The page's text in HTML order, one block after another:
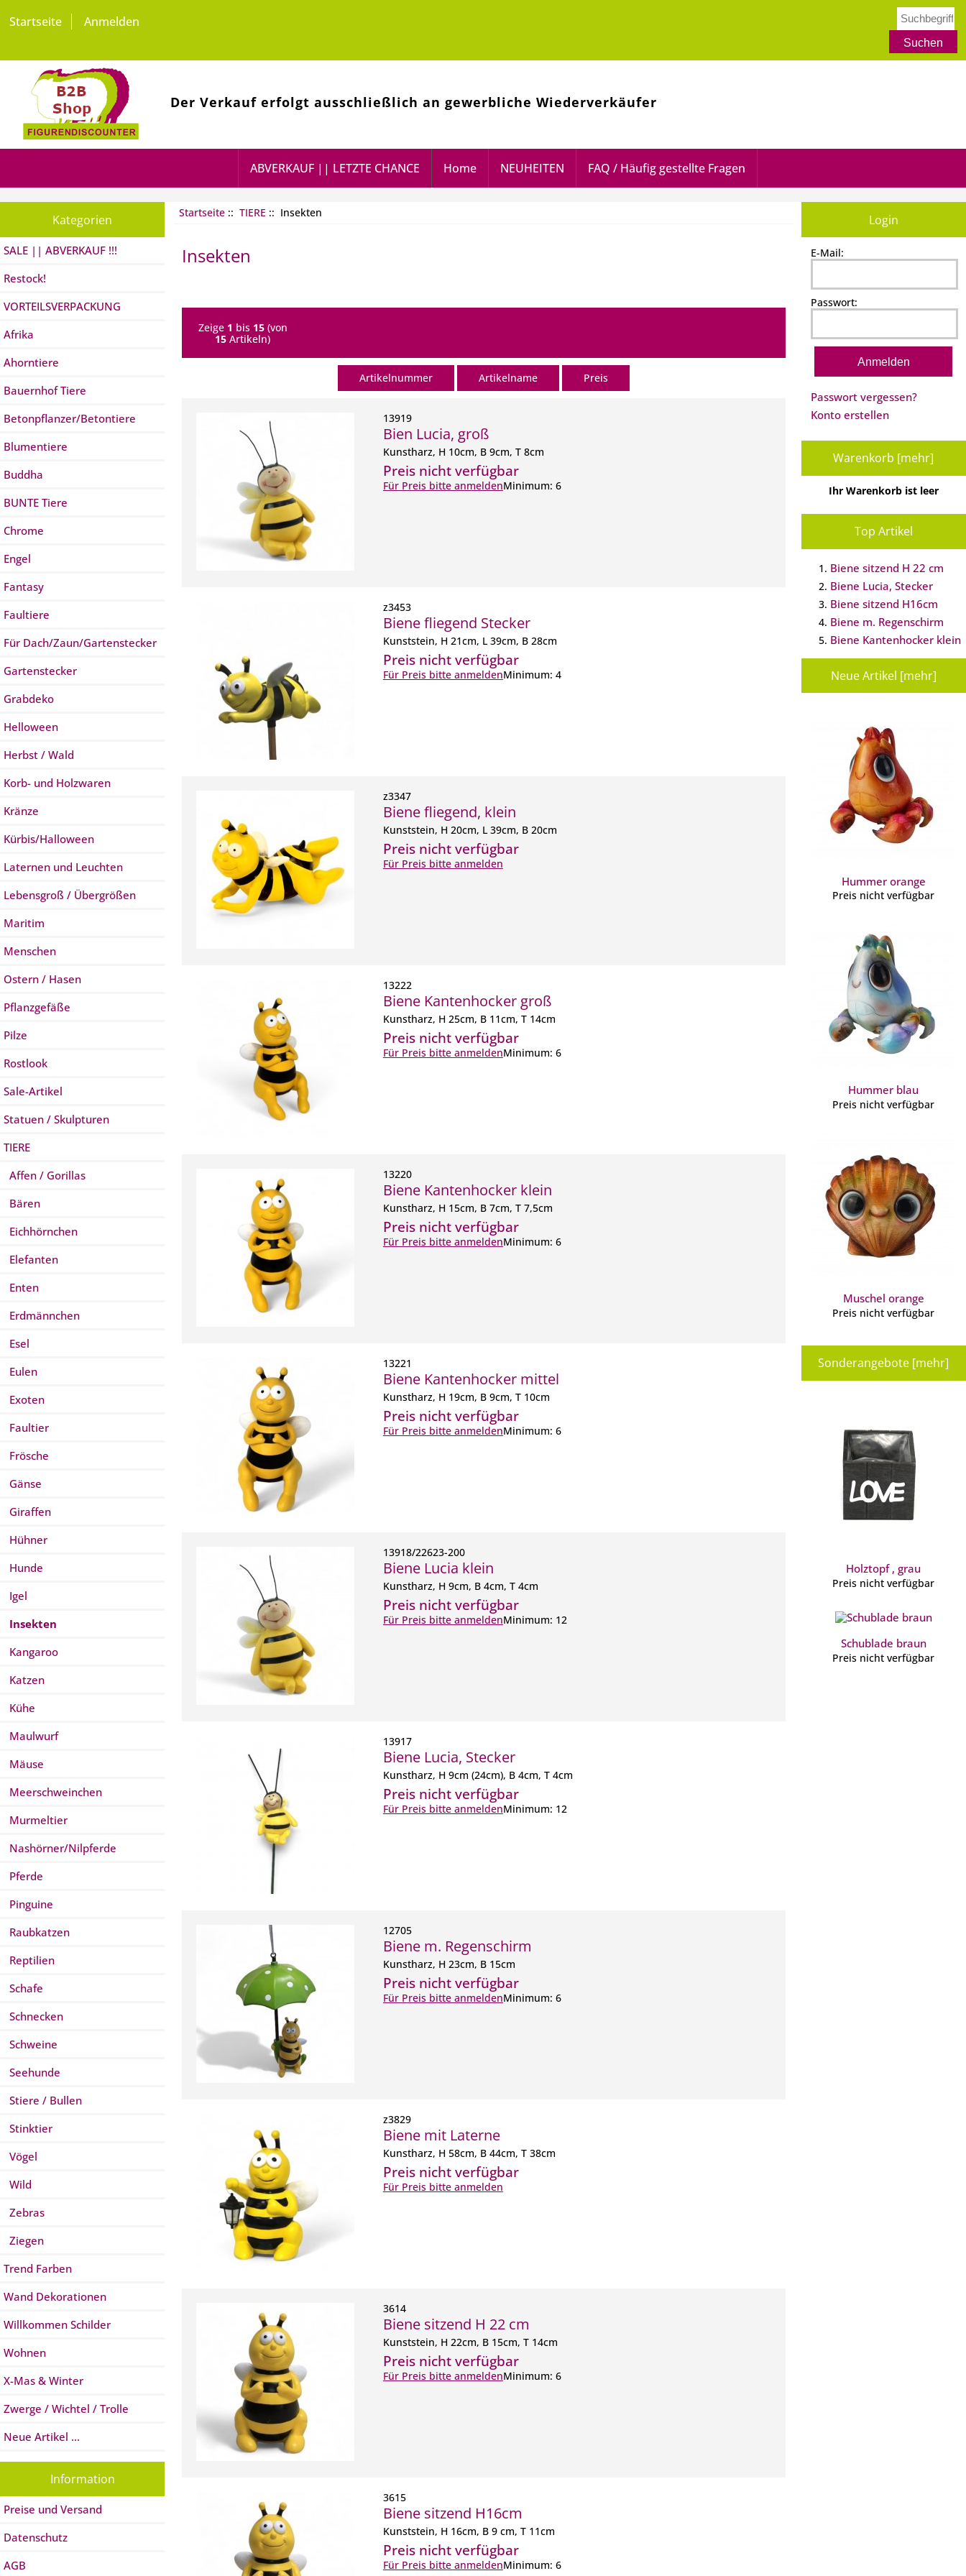
Startseite Anmelden
Der Verkauf erfolgt ausschließlich an gewerbliche Wiederverkäufer
ABVERKAUF || LETZTE CHANCE Home NEUHEITEN FAQ / Häufig gestellte Fragen
Kategorien
SALE || ABVERKAUF !!!
Restock!
VORTEILSVERPACKUNG
Afrika
Ahorntiere
Bauernhof Tiere
Betonpflanzer/Betontiere
Blumentiere
Buddha
BUNTE Tiere
Chrome
Engel
Fantasy
Faultiere
Für Dach/Zaun/Gartenstecker
Gartenstecker
Grabdeko
Helloween
Herbst / Wald
Korb- und Holzwaren
Kränze
Kürbis/Halloween
Laternen und Leuchten
Lebensgroß / Übergrößen
Maritim
Menschen
Ostern / Hasen
Pflanzgefäße
Pilze
Rostlook
Sale-Artikel
Statuen / Skulpturen
TIERE
Affen / Gorillas
Bären
Eichhörnchen
Elefanten
Enten
Erdmännchen
Esel
Eulen
Exoten
Faultier
Frösche
Gänse
Giraffen
Hühner
Hunde
Igel
Insekten
Kangaroo
Katzen
Kühe
Maulwurf
Mäuse
Meerschweinchen
Murmeltier
Nashörner/Nilpferde
Pferde
Pinguine
Raubkatzen
Reptilien
Schafe
Schnecken
Schweine
Seehunde
Stiere / Bullen
Stinktier
Vögel
Wild
Zebras
Ziegen
Trend Farben
Wand Dekorationen
Willkommen Schilder
Wohnen
X-Mas & Winter
Zwerge / Wichtel / Trolle
Neue Artikel ...
Information
Preise und Versand
Datenschutz
AGB
Startseite:: TIERE :: Insekten
Insekten
Zeige 1 bis 15(von
15 Artikeln)
Artikelnummer Artikelname Preis
13919
Bien Lucia, groß
Kunstharz, H 10cm, B 9cm, T 8cm
Preis nicht verfügbar
Für Preis bitte anmeldenMinimum: 6
z3453
Biene fliegend Stecker
Kunststein, H 21cm, L 39cm, B 28cm
Preis nicht verfügbar
Für Preis bitte anmeldenMinimum: 4
z3347
Biene fliegend, klein
Kunststein, H 20cm, L 39cm, B 20cm
Preis nicht verfügbar
Für Preis bitte anmelden
13222
Biene Kantenhocker groß
Kunstharz, H 25cm, B 11cm, T 14cm
Preis nicht verfügbar
Für Preis bitte anmeldenMinimum: 6
13220
Biene Kantenhocker klein
Kunstharz, H 15cm, B 7cm, T 7,5cm
Preis nicht verfügbar
Für Preis bitte anmeldenMinimum: 6
13221
Biene Kantenhocker mittel
Kunstharz, H 19cm, B 9cm, T 10cm
Preis nicht verfügbar
Für Preis bitte anmeldenMinimum: 6
13918/22623-200
Biene Lucia klein
Kunstharz, H 9cm, B 4cm, T 4cm
Preis nicht verfügbar
Für Preis bitte anmeldenMinimum: 12
13917
Biene Lucia, Stecker
Kunstharz, H 9cm (24cm), B 4cm, T 4cm
Preis nicht verfügbar
Für Preis bitte anmeldenMinimum: 12
12705
Biene m. Regenschirm
Kunstharz, H 23cm, B 15cm
Preis nicht verfügbar
Für Preis bitte anmeldenMinimum: 6
z3829
Biene mit Laterne
Kunstharz, H 58cm, B 44cm, T 38cm
Preis nicht verfügbar
Für Preis bitte anmelden
3614
Biene sitzend H 22 cm
Kunststein, H 22cm, B 15cm, T 14cm
Preis nicht verfügbar
Für Preis bitte anmeldenMinimum: 6
3615
Biene sitzend H16cm
Kunststein, H 16cm, B 9 cm, T 11cm
Preis nicht verfügbar
Für Preis bitte anmeldenMinimum: 6
Login
E-Mail:
Passwort:
Passwort vergessen?
Konto erstellen
Warenkorb [mehr]
Ihr Warenkorb ist leer
Top Artikel
Biene sitzend H 22 cm
Biene Lucia, Stecker
Biene sitzend H16cm
Biene m. Regenschirm
Biene Kantenhocker klein
Neue Artikel [mehr]
Hummer orange
Preis nicht verfügbar
Hummer blau
Preis nicht verfügbar
Muschel orange
Preis nicht verfügbar
Sonderangebote [mehr]
Holztopf , grau
Preis nicht verfügbar
Schublade braun
Preis nicht verfügbar